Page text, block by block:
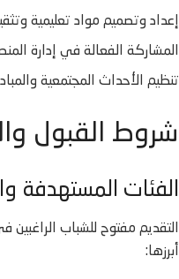
إعداد وتصميم مواد تعليمية
المشاركة الفعالة في إدارة
تنظيم الأحداث المجتمعية
شروط القبول
الفئات المستهدفة
التقديم مفتوح للشباب
أبرزها: